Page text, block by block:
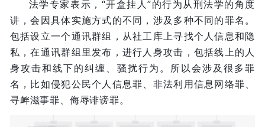
法学专家表示，“开盒挂人”的行为从刑法学的角度
讲，会因具体实施方式的不同，涉及多种不同的罪名。
包括设立一个通讯群组，从社工库上寻找个人信息和隐
私，在通讯群组里发布，进行人身攻击，包括线上的人
身攻击和线下的纠缠、骚扰行为。所以会涉及很多罪
名，比如侵犯公民个人信息罪、非法利用信息网络罪、
寻衅滋事罪、侮辱诽谤罪。